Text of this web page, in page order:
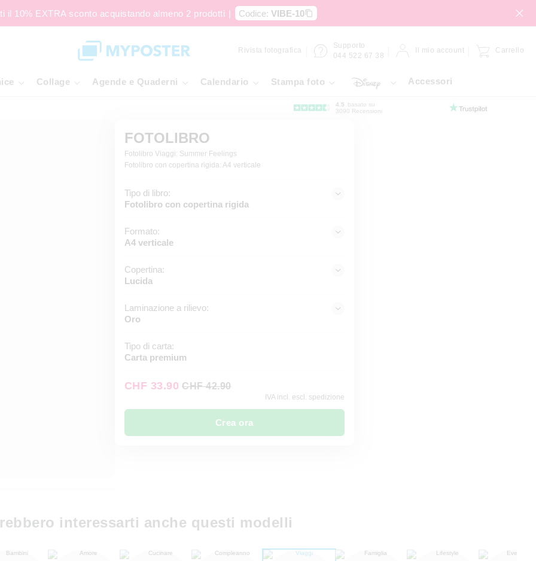
il 10% EXTRA sconto acquistando almeno 2 prodotti | Codice: VIBE-10
Rivista fotografica
Supporto
044 522 67 38
Il mio account Carrello
Collage Agende e Quaderni Calendario Stampa foto Accessori
4.5
basato su
3090 Recensioni
FOTOLIBRO
Fotolibro Viaggi: Summer Feelings
Fotolibro con copertina rigida: A4 verticale
Tipo di libro:
Fotolibro con copertina rigida
Formato:
A4 verticale
Copertina:
Lucida
Laminazione a rilievo:
Oro
Tipo di carta:
Carta premium
CHF 33.90 CHF 42.90
IVA incl. escl. spedizione
Crea ora
interessarti anche questi modelli